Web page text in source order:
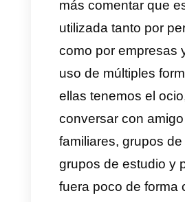
convertido en
aplicaciones
usada a nivel
preguntaras a
si usa
estamos
contestaría